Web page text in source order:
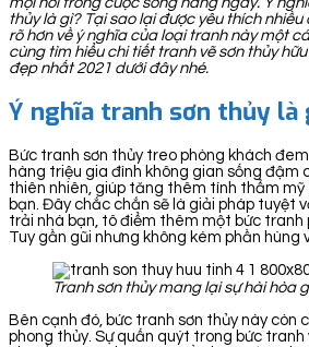
thủy là gì? Tại sao lại được yêu thích
rõ hơn về ý nghĩa của loại tranh này một
cùng tìm hiểu chi tiết tranh vẽ sơn thủy
đẹp nhất 2021 dưới đây nhé.
Ý nghĩa tranh sơn thủy là
Bức tranh sơn thủy treo phòng khách
hàng triệu gia đình không gian sống đậm
thiên nhiên, giúp tăng thêm tính thẩm mỹ
bạn. Đây chắc chắn sẽ là giải pháp tuyệt
trải nhà bạn, tô điểm thêm một bức tranh
Tuy gần gũi nhưng không kém phần hùng
Tranh sơn thủy mang lại sự hài hòa
Bên cạnh đó, bức tranh sơn thủy này còn
phong thủy. Sự quấn quýt trong bức tranh